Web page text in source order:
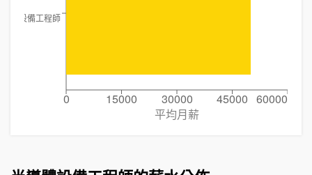
0 15000 30000 45000 60000
平均月薪
導體設備工程師